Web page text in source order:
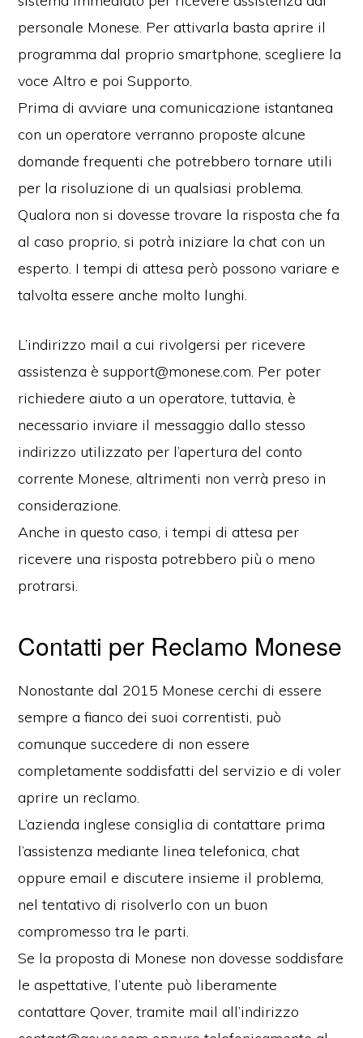
personale Monese. Per attivarla basta aprire il
programma dal proprio smartphone, scegliere la
voce Altro e poi Supporto.
Prima di avviare una comunicazione istantanea
con un operatore verranno proposte alcune
domande frequenti che potrebbero tornare utili
per la risoluzione di un qualsiasi problema.
Qualora non si dovesse trovare la risposta che fa
al caso proprio, si potrà iniziare la chat con un
esperto. I tempi di attesa però possono variare e
talvolta essere anche molto lunghi.
L’indirizzo mail a cui rivolgersi per ricevere
assistenza è support@monese.com. Per poter
richiedere aiuto a un operatore, tuttavia, è
necessario inviare il messaggio dallo stesso
indirizzo utilizzato per l’apertura del conto
corrente Monese, altrimenti non verrà preso in
considerazione.
Anche in questo caso, i tempi di attesa per
ricevere una risposta potrebbero più o meno
protrarsi.
Contatti per Reclamo Monese
Nonostante dal 2015 Monese cerchi di essere
sempre a fianco dei suoi correntisti, può
comunque succedere di non essere
completamente soddisfatti del servizio e di voler
aprire un reclamo.
L’azienda inglese consiglia di contattare prima
l’assistenza mediante linea telefonica, chat
oppure email e discutere insieme il problema,
nel tentativo di risolverlo con un buon
compromesso tra le parti.
Se la proposta di Monese non dovesse soddisfare
le aspettative, l’utente può liberamente
contattare Qover, tramite mail all’indirizzo